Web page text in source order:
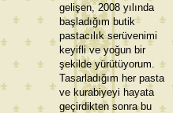
gelişen, 2008 yılında
başladığım butik
pastacılık serüvenimi
keyifli ve yoğun bir
şekilde yürütüyorum.
Tasarladığım her pasta
ve kurabiyeyi hayata
geçirdikten sonra bu